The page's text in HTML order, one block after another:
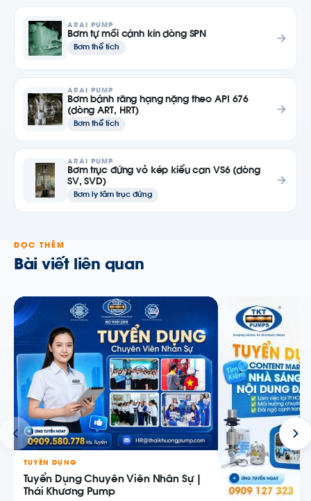
ARAI PUMP
Bơm tự mồi cánh kín dòng SPN
Bơm thể tích
ARAI PUMP
Bơm bánh răng hạng nặng theo API 676
(dòng ART, HRT)
Bơm thể tích
ARAI PUMP
Bơm trục đứng vỏ kép kiểu can VS6 (dòng
SV, SVD)
Bơm ly tâm trục đứng
ĐỌC THÊM
Bài viết liên quan
TUYỂN DỤNG
Tuyển Dụng Chuyên Viên Nhân Sự |
Thái Khương Pump